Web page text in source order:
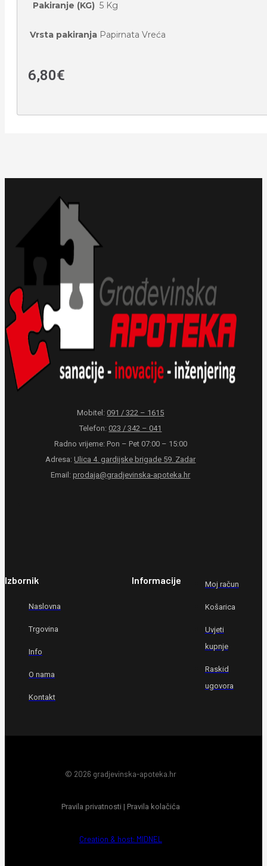
Pakiranje (KG) 5 Kg
Vrsta pakiranja Papirnata Vreća
6,80€
Mobitel:091 / 322 – 1615
Telefon:023 / 342 – 041
Radno vrijeme: Pon – Pet 07:00 – 15:00
Adresa:Ulica 4. gardijske brigade 59. Zadar
Email:prodaja@gradjevinska-apoteka.hr
Izbornik
Naslovna
Trgovina
Info
O nama
Kontakt
Informacije Moj račun
Košarica
Uvjeti
kupnje
Raskid
ugovora
© 2026 gradjevinska-apoteka.hr
Pravila privatnosti | Pravila kolačića
Creation & host: MIDNEL